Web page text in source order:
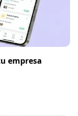
empresa